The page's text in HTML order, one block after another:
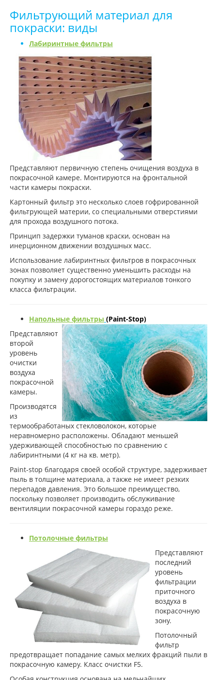
Фильтрующий материал для
покраски: виды
Лабиринтные фильтры
Представляют первичную степень очищения воздуха в
покрасочной камере. Монтируются на фронтальной
части камеры покраски.
Картонный фильтр это несколько слоев гофрированной
фильтрующей материи, со специальными отверстиями
для прохода воздушного потока.
Принцип задержки туманов краски, основан на
инерционном движении воздушных масс.
Использование лабиринтных фильтров в покрасочных
зонах позволяет существенно уменьшить расходы на
покупку и замену дорогостоящих материалов тонкого
класса фильтрации.
Напольные фильтры (Paint-Stop)
Представляют
второй
уровень
очистки
воздуха
покрасочной
камеры.
Производятся
из
термообработаных стекловолокон, которые
неравномерно расположены. Обладают меньшей
удерживающей способностью по сравнению с
лабиринтными (4 кг на кв. метр).
Paint-stop благодаря своей особой структуре, задерживает
пыль в толщине материала, а также не имеет резких
перепадов давления. Это большое преимущество,
поскольку позволяет производить обслуживание
вентиляции покрасочной камеры гораздо реже.
Потолочные фильтры
Представляют
последний
уровень
фильтрации
приточного
воздуха в
покрасочную
зону.
Потолочный
фильтр
предотвращает попадание самых мелких фракций пыли в
покрасочную камеру. Класс очистки F5.